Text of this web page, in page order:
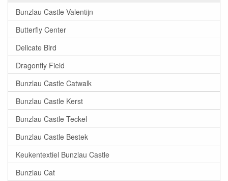
Bunzlau Castle Valentijn
Butterfly Center
Delicate Bird
Dragonfly Field
Bunzlau Castle Catwalk
Bunzlau Castle Kerst
Bunzlau Castle Teckel
Bunzlau Castle Bestek
Keukentextiel Bunzlau Castle
Bunzlau Cat